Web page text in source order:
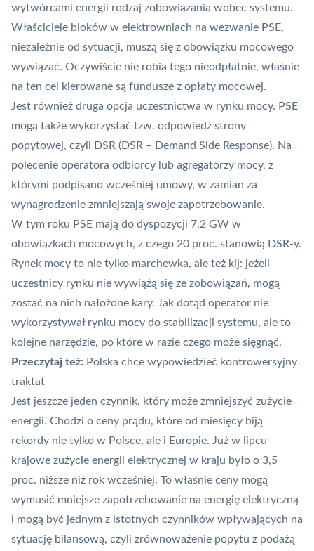
wytwórcami energii rodzaj zobowiązania wobec systemu.
Właściciele bloków w elektrowniach na wezwanie PSE,
niezależnie od sytuacji, muszą się z obowiązku mocowego
wywiązać. Oczywiście nie robią tego nieodpłatnie, właśnie
na ten cel kierowane są fundusze z opłaty mocowej.
Jest również druga opcja uczestnictwa w rynku mocy. PSE
mogą także wykorzystać tzw. odpowiedź strony
popytowej, czyli DSR (DSR – Demand Side Response). Na
polecenie operatora odbiorcy lub agregatorzy mocy, z
którymi podpisano wcześniej umowy, w zamian za
wynagrodzenie zmniejszają swoje zapotrzebowanie.
W tym roku PSE mają do dyspozycji 7,2 GW w
obowiązkach mocowych, z czego 20 proc. stanowią DSR-y.
Rynek mocy to nie tylko marchewka, ale też kij: jeżeli
uczestnicy rynku nie wywiążą się ze zobowiązań, mogą
zostać na nich nałożone kary. Jak dotąd operator nie
wykorzystywał rynku mocy do stabilizacji systemu, ale to
kolejne narzędzie, po które w razie czego może sięgnąć.
Przeczytaj też: Polska chce wypowiedzieć kontrowersyjny
traktat
Jest jeszcze jeden czynnik, który może zmniejszyć zużycie
energii. Chodzi o ceny prądu, które od miesięcy biją
rekordy nie tylko w Polsce, ale i Europie. Już w lipcu
krajowe zużycie energii elektrycznej w kraju było o 3,5
proc. niższe niż rok wcześniej. To właśnie ceny mogą
wymusić mniejsze zapotrzebowanie na energię elektryczną
i mogą być jednym z istotnych czynników wpływających na
sytuację bilansową, czyli zrównoważenie popytu z podażą